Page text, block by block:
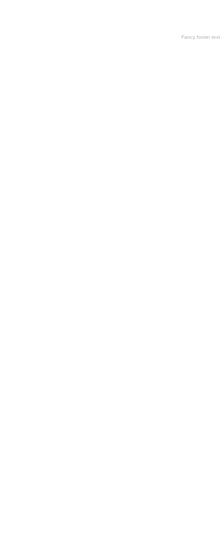
Fancy footer